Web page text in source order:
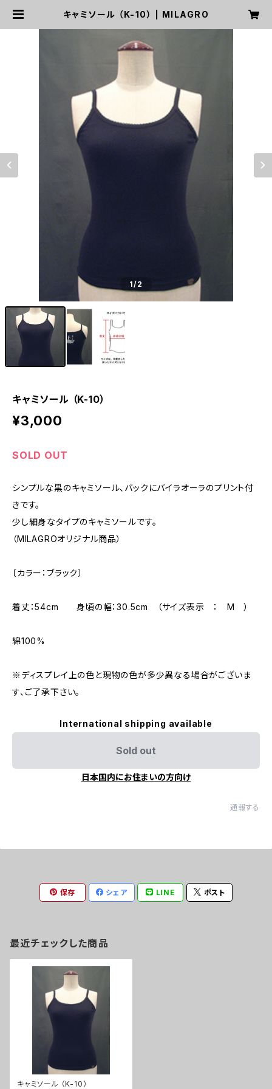
キャミソール （K-10） | MILAGRO
1/2
キャミソール （K-10）
¥3,000
SOLD OUT
シンプルな黒のキャミソール、バックにバイラオーラのプリント付
きです。
少し細身なタイプのキャミソールです。
（MILAGROオリジナル商品）
〔カラー：ブラック〕
着丈：54cm 身頃の幅：30.5cm （サイズ表示 ： M ）
綿100%
※ディスプレイ上の色と現物の色が多少異なる場合がございま
す、ご了承下さい。
International shipping available
Sold out
日本国内にお住まいの方向け
通報する
保存 シェア LINE ポスト
最近チェックした商品
キャミソール （K-10）